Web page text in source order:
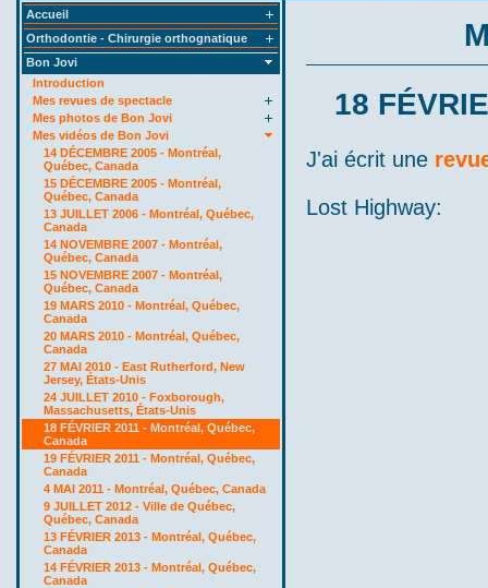
18
J'ai écrit une
Lost Highway:
Accueil
Orthodontie - Chirurgie orthognatique
Bon Jovi
Introduction
Mes revues de spectacle
Mes photos de Bon Jovi
Mes vidéos de Bon Jovi
14 DÉCEMBRE 2005 - Montréal,
Québec, Canada
15 DÉCEMBRE 2005 - Montréal,
Québec, Canada
13 JUILLET 2006 - Montréal, Québec,
Canada
14 NOVEMBRE 2007 - Montréal,
Québec, Canada
15 NOVEMBRE 2007 - Montréal,
Québec, Canada
19 MARS 2010 - Montréal, Québec,
Canada
20 MARS 2010 - Montréal, Québec,
Canada
27 MAI 2010 - East Rutherford, New
Jersey, États-Unis
24 JUILLET 2010 - Foxborough,
Massachusetts, États-Unis
18 FÉVRIER 2011 - Montréal, Québec,
Canada
19 FÉVRIER 2011 - Montréal, Québec,
Canada
4 MAI 2011 - Montréal, Québec, Canada
9 JUILLET 2012 - Ville de Québec,
Québec, Canada
13 FÉVRIER 2013 - Montréal, Québec,
Canada
14 FÉVRIER 2013 - Montréal, Québec,
Canada